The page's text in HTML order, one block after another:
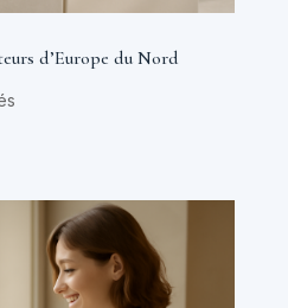
d’Europe du Nord